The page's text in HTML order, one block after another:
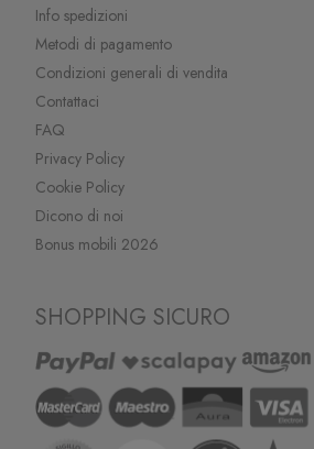
Info spedizioni
Metodi di pagamento
Condizioni generali di vendita
Contattaci
FAQ
Privacy Policy
Cookie Policy
Dicono di noi
Bonus mobili 2026
SHOPPING SICURO